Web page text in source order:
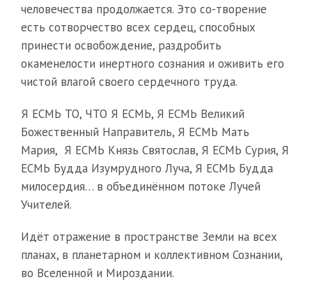
человечества продолжается. Это со-творение
есть сотворчество всех сердец, способных
принести освобождение, раздробить
окаменелости инертного сознания и оживить его
чистой влагой своего сердечного труда.
Я ЕСМЬ ТО, ЧТО Я ЕСМЬ, Я ЕСМЬ Великий
Божественный Направитель, Я ЕСМЬ Мать
Мария, Я ЕСМЬ Князь Святослав, Я ЕСМЬ Сурия, Я
ЕСМЬ Будда Изумрудного Луча, Я ЕСМЬ Будда
милосердия… в объединённом потоке Лучей
Учителей.
Идёт отражение в пространстве Земли на всех
планах, в планетарном и коллективном Сознании,
во Вселенной и Мироздании.